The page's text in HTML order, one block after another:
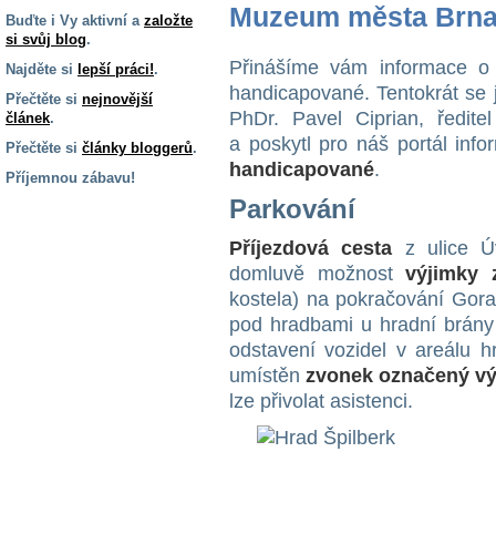
Buďte i Vy aktivní a založte
si svůj blog.
Najděte si lepší práci!.
Přečtěte si nejnovější
článek.
Přečtěte si články bloggerů.
Příjemnou zábavu!
Muzeum města
Přinášíme vám informace
handicapované. Tentokrát
PhDr. Pavel Ciprian,
a poskytl pro náš portál
handicapované.
Parkování
Příjezdová cesta z ulice
domluvě možnostvýjimky
kostela) na pokračování
pod hradbami u hradní
odstavení vozidel v areálu
umístěn zvonek označený
lze přivolat asistenci.